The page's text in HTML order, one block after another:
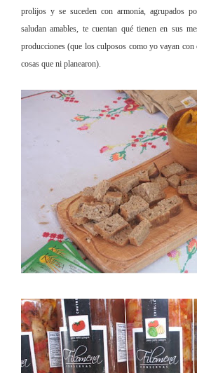
prolijos y se suceden con armonía, agrupados
saludan amables, te cuentan qué tienen en sus
producciones (que los culposos como yo vayan
cosas que ni planearon).